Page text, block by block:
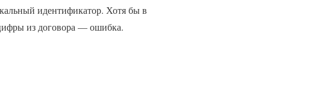
идентификатор. Хотя бы в
из договора — ошибка.